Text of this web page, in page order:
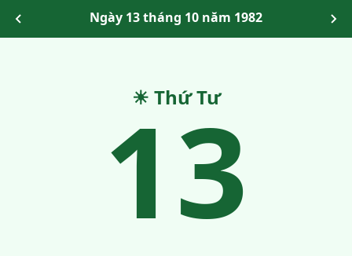
Ngày 13 tháng 10 năm 1982
☀ Thứ Tư
13